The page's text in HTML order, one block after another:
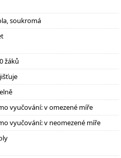
soukromá
žáků
vyučování: v omezené míře
vyučování: v neomezené míře